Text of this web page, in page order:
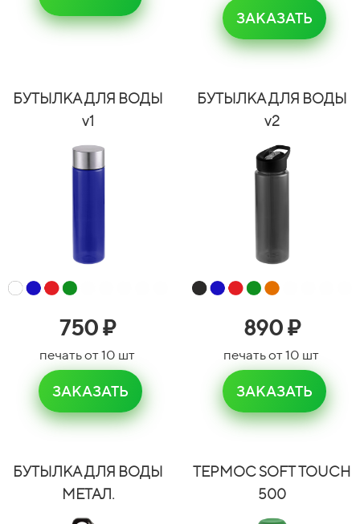
ЗАКАЗАТЬ
БУТЫЛКА ДЛЯ ВОДЫ
v1
750₽
печать от 10 шт
ЗАКАЗАТЬ
БУТЫЛКА ДЛЯ ВОДЫ
v2
890₽
печать от 10 шт
ЗАКАЗАТЬ
БУТЫЛКА ДЛЯ ВОДЫ
МЕТАЛ.
ТЕРМОС SOFT TOUCH
500